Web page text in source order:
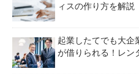
ィスの作り方を解説
起業したてでも大企
が借りられる！レン